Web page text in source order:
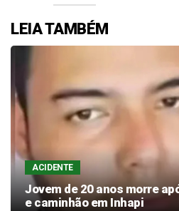
LEIA TAMBÉM
ACIDENTE
Jovem de 20 anos morre
e caminhão em Inhapi